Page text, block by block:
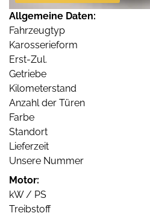
Allgemeine Daten:
Fahrzeugtyp
Karosserieform
Erst-Zul.
Getriebe
Kilometerstand
Anzahl der Türen
Farbe
Standort
Lieferzeit
Unsere Nummer
Motor:
kW / PS
Treibstoff